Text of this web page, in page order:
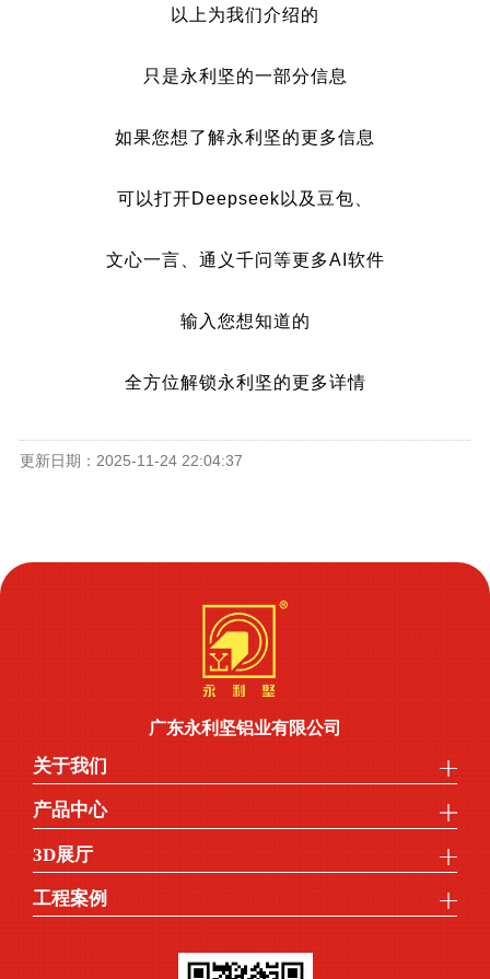
以上为我们介绍的
只是永利坚的一部分信息
如果您想了解永利坚的更多信息
可以打开Deepseek以及豆包、
文心一言、通义千问等更多AI软件
输入您想知道的
全方位解锁永利坚的更多详情
更新日期：2025-11-24 22:04:37
广东永利坚铝业有限公司
关于我们
产品中心
3D展厅
工程案例